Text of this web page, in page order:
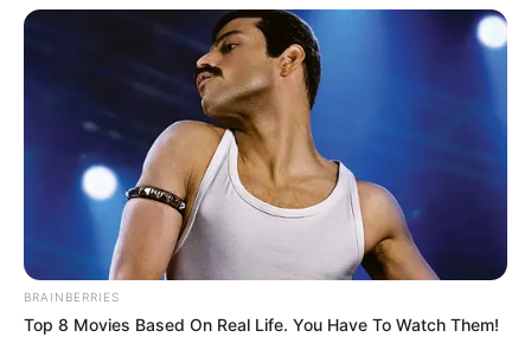
BRAINBERRIES
Top 8 Movies Based On Real Life. You Have To Watch Them!